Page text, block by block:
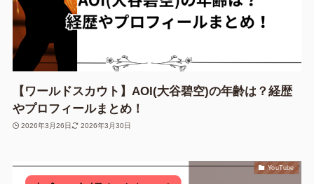
【ワールドスカウト】AOI(大谷碧空)の年齢は？経歴
やプロフィールまとめ！
2026年3月26日 2026年3月30日
YouTube